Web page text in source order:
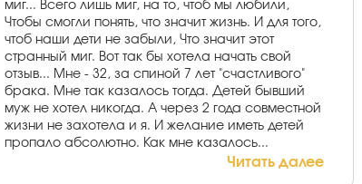
миг... Всего лишь миг, на то, чтоб мы любили,
Чтобы смогли понять, что значит жизнь. И для того,
чтоб наши дети не забыли, Что значит этот
странный миг. Вот так бы хотела начать свой
отзыв... Мне - 32, за спиной 7 лет "счастливого"
брака. Мне так казалось тогда. Детей бывший
муж не хотел никогда. А через 2 года совместной
жизни не захотела и я. И желание иметь детей
пропало абсолютно. Как мне казалось...
Читать далее